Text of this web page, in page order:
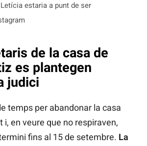
estaria a punt de ser
de la casa de
es plantegen
judici
temps per abandonar la casa
i, en veure que no respiraven,
fins al 15 de setembre. La